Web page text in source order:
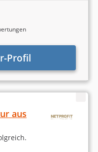
Profil
aus